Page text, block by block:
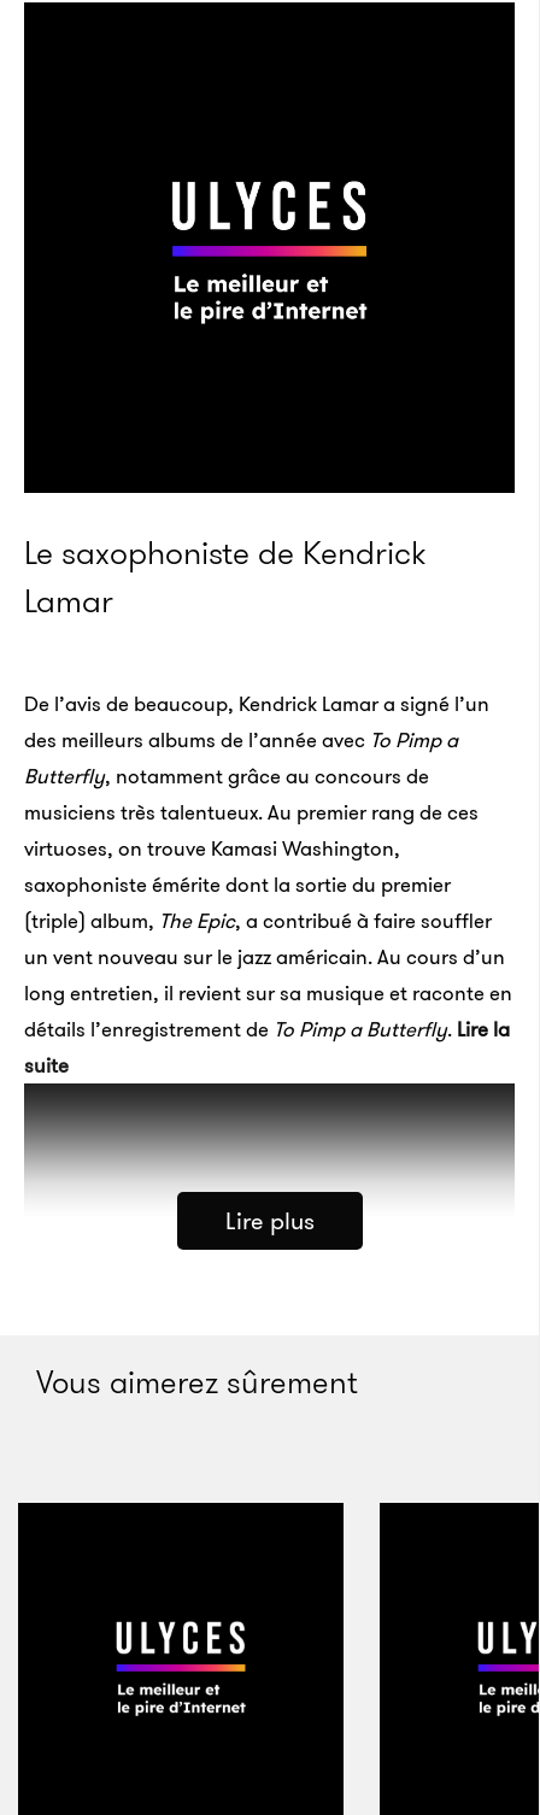
Le saxophoniste de Kendrick
Lamar
De l’avis de beaucoup, Kendrick Lamar a signé l’un
des meilleurs albums de l’année avec To Pimp a
Butterfly, notamment grâce au concours de
musiciens très talentueux. Au premier rang de ces
virtuoses, on trouve Kamasi Washington,
saxophoniste émérite dont la sortie du premier
(triple) album, The Epic, a contribué à faire souffler
un vent nouveau sur le jazz américain. Au cours d’un
long entretien, il revient sur sa musique et raconte en
détails l’enregistrement de To Pimp a Butterfly. Lire la
suite
La MPC racontée par son
créateur
Lire plus
Vous aimerez sûrement